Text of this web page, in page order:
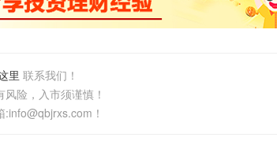
里 联系我们！
险，入市须谨慎！
！